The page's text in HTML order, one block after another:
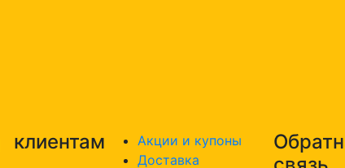
клиентам
Акции и купоны
Доставка